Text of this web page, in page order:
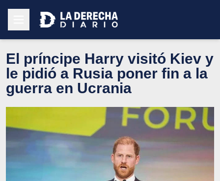
El príncipe Harry visitó Kiev y
le pidió a Rusia poner fin a la
guerra en Ucrania